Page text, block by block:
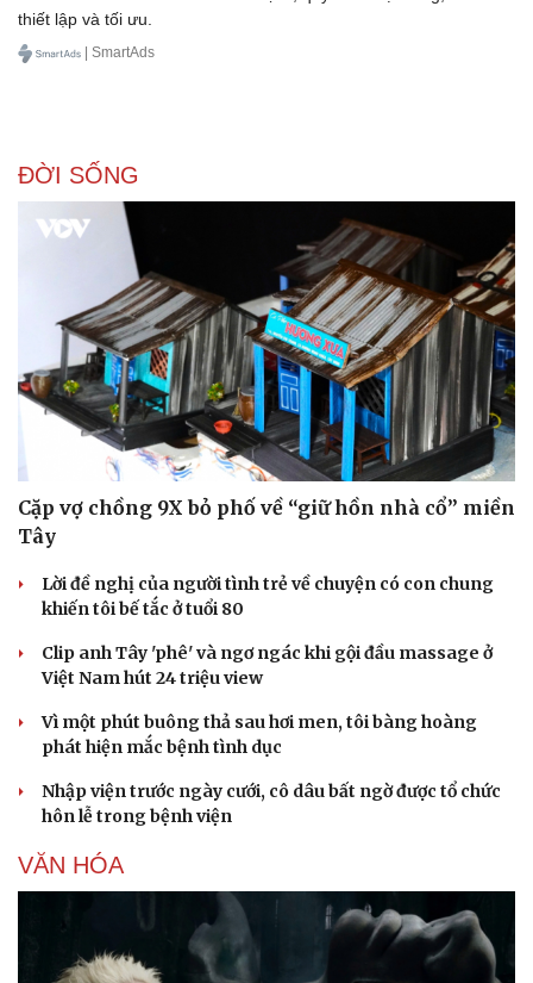
Doanh nghiệp 24h
Vì cộng đồng
Chuyển đổi số
thiết lập và tối ưu.
| SmartAds
ĐỜI SỐNG
Cặp vợ chồng 9X bỏ phố về “giữ hồn nhà cổ” miền
Tây
Lời đề nghị của người tình trẻ về chuyện có con chung
khiến tôi bế tắc ở tuổi 80
Clip anh Tây 'phê' và ngơ ngác khi gội đầu massage ở
Việt Nam hút 24 triệu view
Vì một phút buông thả sau hơi men, tôi bàng hoàng
phát hiện mắc bệnh tình dục
Nhập viện trước ngày cưới, cô dâu bất ngờ được tổ chức
hôn lễ trong bệnh viện
VĂN HÓA